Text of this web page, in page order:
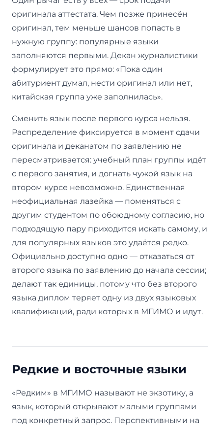
оригинала аттестата. Чем позже принесён
оригинал, тем меньше шансов попасть в
нужную группу: популярные языки
заполняются первыми. Декан журналистики
формулирует это прямо: «Пока один
абитуриент думал, нести оригинал или нет,
китайская группа уже заполнилась».
Сменить язык после первого курса нельзя.
Распределение фиксируется в момент сдачи
оригинала и деканатом по заявлению не
пересматривается: учебный план группы идёт
с первого занятия, и догнать чужой язык на
втором курсе невозможно. Единственная
неофициальная лазейка — поменяться с
другим студентом по обоюдному согласию, но
подходящую пару приходится искать самому, и
для популярных языков это удаётся редко.
Официально доступно одно — отказаться от
второго языка по заявлению до начала сессии;
делают так единицы, потому что без второго
языка диплом теряет одну из двух языковых
квалификаций, ради которых в МГИМО и идут.
Редкие и восточные языки
«Редким» в МГИМО называют не экзотику, а
язык, который открывают малыми группами
под конкретный запрос. Перспективными на